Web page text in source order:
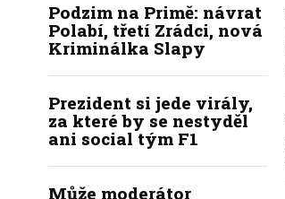
Podzim na Primě: návrat
Polabí, třetí Zrádci, nová
Kriminálka Slapy
Prezident si jede virály,
za které by se nestyděl
ani social tým F1
Může moderátor